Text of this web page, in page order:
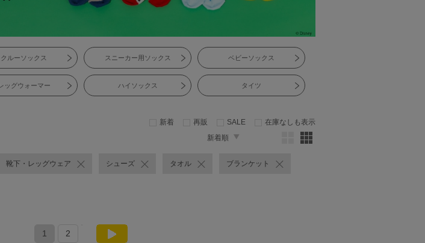
クルーソックス スニーカー用ソックス ベビーソックス
レッグウォーマー ハイソックス タイツ
新着 再販 SALE
在庫なしも表示
新着順
靴下・レッグウェア シューズ タオル ブランケット
1 2